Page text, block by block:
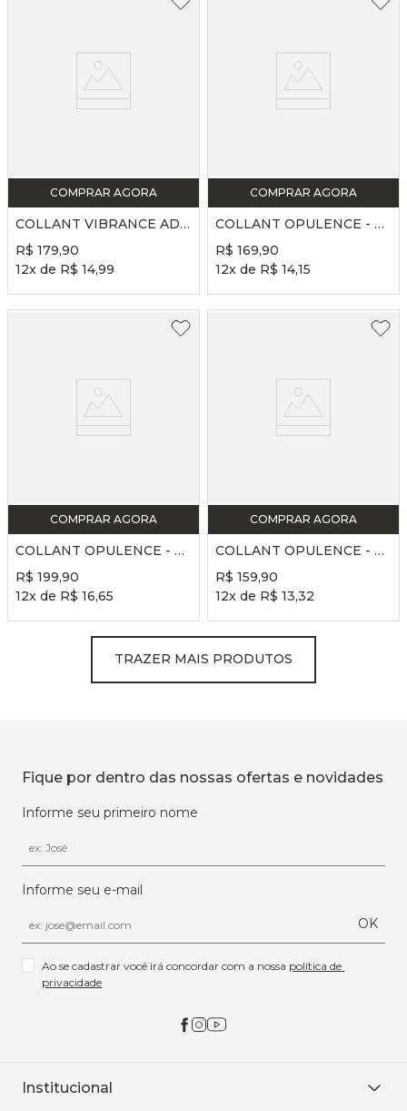
COMPRAR AGORA
COLLANT VIBRANCE ADULTO - REF. FP736 - FREVO
R$ 179,90
12x de R$ 14,99
COMPRAR AGORA
COLLANT OPULENCE - REF. FP762 - VERDE CROCO
R$ 169,90
12x de R$ 14,15
COMPRAR AGORA
COLLANT OPULENCE - REF. FP763 - PRETO
R$ 199,90
12x de R$ 16,65
COMPRAR AGORA
COLLANT OPULENCE - REF. FP760 - VIOLETA
R$ 159,90
12x de R$ 13,32
TRAZER MAIS PRODUTOS
Fique por dentro das nossas ofertas e novidades
Informe seu primeiro nome
Informe seu e-mail
OK
Ao se cadastrar você irá concordar com a nossa política de
privacidade
Institucional